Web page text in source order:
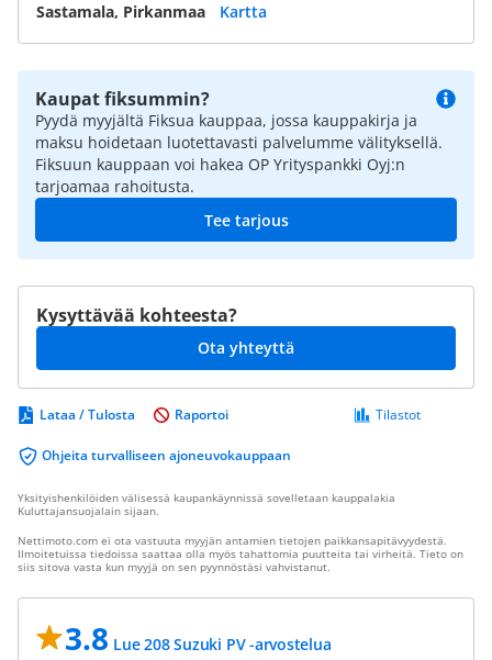
Sastamala, Pirkanmaa
Kartta
Kaupat fiksummin?
Pyydä myyjältä Fiksua kauppaa, jossa kauppakirja ja
maksu hoidetaan luotettavasti palvelumme välityksellä.
Fiksuun kauppaan voi hakea OP Yrityspankki Oyj:n
tarjoamaa rahoitusta.
Tee tarjous
Kysyttävää kohteesta?
Ota yhteyttä
Lataa / Tulosta
Ohjeita turvalliseen ajoneuvokauppaan
Tilastot
Raportoi
Yksityishenkilöiden välisessä kaupankäynnissä sovelletaan kauppalakia
Kuluttajansuojalain sijaan.
Nettimoto.com ei ota vastuuta myyjän antamien tietojen paikkansapitävyydestä.
Ilmoitetuissa tiedoissa saattaa olla myös tahattomia puutteita tai virheitä. Tieto on
siis sitova vasta kun myyjä on sen pyynnöstäsi vahvistanut.
3.8 Lue 208 Suzuki PV -arvostelua